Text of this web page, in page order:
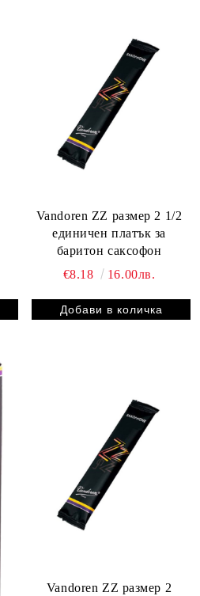
Vandoren ZZ размер 2 1/2
единичен платък за
баритон саксофон
€8.18
16.00лв.
Vandoren ZZ размер 2